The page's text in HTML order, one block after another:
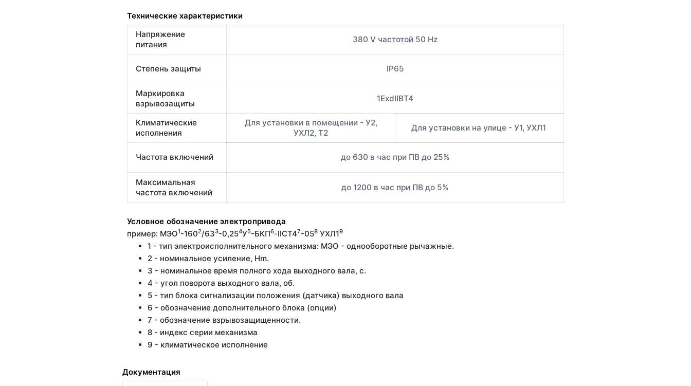
Технические характеристики
Напряжение
питания
380 V частотой 50 Hz
Степень защиты IP65
Маркировка
взрывозащиты
1ExdIIBT4
Климатические
исполнения
Для установки в помещении - У2,
УХЛ2, Т2
Для установки на улице - У1, УХЛ1
Частота включений до 630 в час при ПВ до 25%
Максимальная
частота включений
до 1200 в час при ПВ до 5%
Условное обозначение электропривода
пример: МЭО1-1602/633-0,254У5-БКП6-IIСT47-058 УХЛ19
1 - тип электроисполнительного механизма: МЭО - однооборотные рычажные.
2 - номинальное усиление, Hm.
3 - номинальное время полного хода выходного вала, с.
4 - угол поворота выходного вала, об.
5 - тип блока сигнализации положения (датчика) выходного вала
6 - обозначение дополнительного блока (опции)
7 - обозначение взрывозащищенности.
8 - индекс серии механизма
9 - климатическое исполнение
Документация